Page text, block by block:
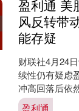
盈利通 美
风反转带
能存疑
财联社4月24
续性仍有疑虑
冲高回落后依
朗普和财长贝
盈利通